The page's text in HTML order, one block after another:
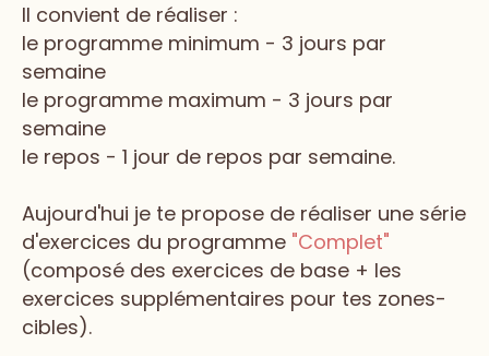
Il convient de réaliser :
le programme minimum - 3 jours par
semaine
le programme maximum - 3 jours par
semaine
le repos - 1 jour de repos par semaine.
Aujourd'hui je te propose de réaliser une série
d'exercices du programme "Complet"
(composé des exercices de base + les
exercices supplémentaires pour tes zones-
cibles).